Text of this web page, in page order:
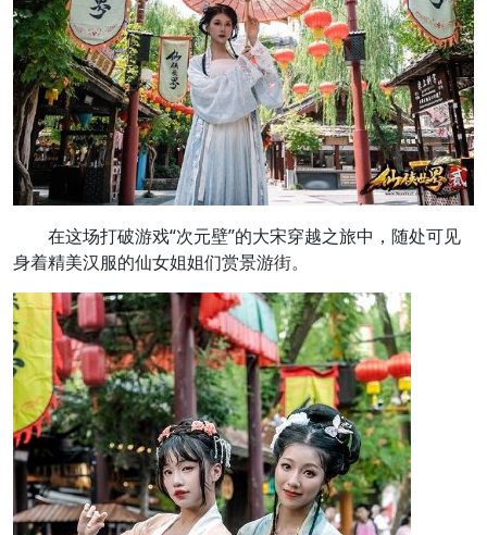
在这场打破游戏“次元壁”的大宋穿越之旅中，随处可见
身着精美汉服的仙女姐姐们赏景游街。